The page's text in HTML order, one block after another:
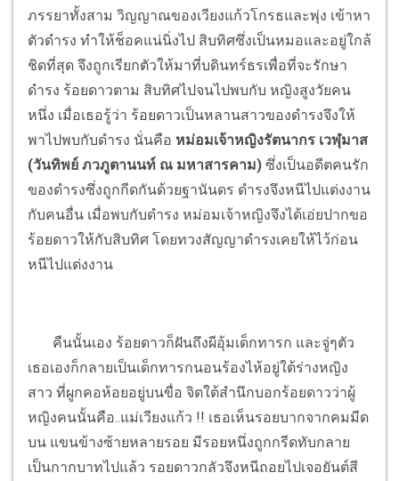
ภรรยาทั้งสาม วิญญาณของเวียงแก้วโกรธและพุ่ง เข้าหา
ตัวดำรง ทำให้ช็อคแน่นิ่งไป สิบทิศซึ่งเป็นหมอและอยู่ใกล้
ชิดที่สุด จึงถูกเรียกตัวให้มาที่บดินทร์ธรเพื่อที่จะรักษา
ดำรง ร้อยดาวตาม สิบทิศไปจนไปพบกับ หญิงสูงวัยคน
หนึ่ง เมื่อเธอรู้ว่า ร้อยดาวเป็นหลานสาวของดำรงจึงให้
พาไปพบกับดำรง นั่นคือ หม่อมเจ้าหญิงรัตนากร เวฬุมาส
(วันทิพย์ ภวภูตานนท์ ณ มหาสารคาม) ซึ่งเป็นอดีตคนรัก
ของดำรงซึ่งถูกกีดกันด้วยฐานันดร ดำรงจึงหนีไปแต่งงาน
กับคนอื่น เมื่อพบกับดำรง หม่อมเจ้าหญิงจึงได้เอ่ยปากขอ
ร้อยดาวให้กับสิบทิศ โดยทวงสัญญาดำรงเคยให้ไว้ก่อน
หนีไปแต่งงาน
คืนนั้นเอง ร้อยดาวก็ฝันถึงผีอุ้มเด็กทารก และจู่ๆตัว
เธอเองก็กลายเป็นเด็กทารกนอนร้องไห้อยู่ใต้ร่างหญิง
สาว ที่ผูกคอห้อยอยู่บนขื่อ จิตใต้สำนึกบอกร้อยดาวว่าผู้
หญิงคนนั้นคือ..แม่เวียงแก้ว !! เธอเห็นรอยบากจากคมมีด
บน แขนข้างซ้ายหลายรอย มีรอยหนึ่งถูกกรีดทับกลาย
เป็นกากบาทไปแล้ว รอยดาวกลัวจึงหนีถอยไปเจอยันต์สี